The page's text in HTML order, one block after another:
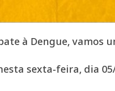
à Dengue, vamos
sexta-feira, dia